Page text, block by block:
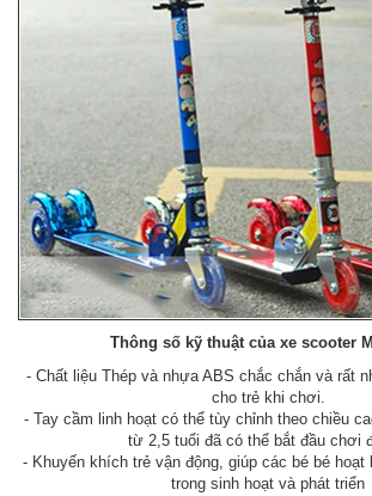
Thông số kỹ thuật của xe scooter
- Chất liệu Thép và nhựa ABS chắc chắn và rất
cho trẻ khi chơi.
- Tay cầm linh hoạt có thể tùy chỉnh theo chiều
từ 2,5 tuổi đã có thể bắt đầu chơi
- Khuyến khích trẻ vận động, giúp các bé bé
trong sinh hoạt và phát triển